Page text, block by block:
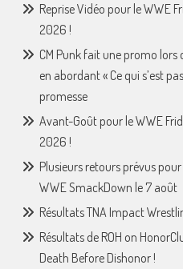
Reprise Vidéo pour le WWE
2026 !
CM Punk fait une promo lors
en abordant « Ce qui s’est
promesse
Avant-Goût pour le WWE
2026 !
Plusieurs retours prévus
WWE SmackDown le 7 août
Résultats TNA Impact
Résultats de ROH on
Death Before Dishonor !